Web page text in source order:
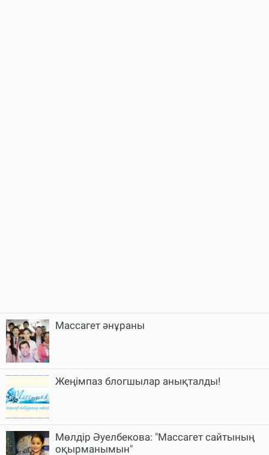
Массагет әнұраны
Жеңімпаз блогшылар анықталды!
Мөлдір Әуелбекова: "Массагет сайтының
оқырманымын"